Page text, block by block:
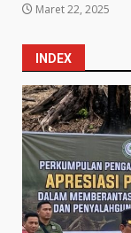
Maret 22, 2025
INDEX